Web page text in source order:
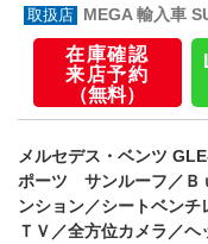
MEGA 輸入車
在庫確認
来店予約
（無料）
メルセデス・ベンツ
ポーツ サンルーフ／Ｂ
ンション／シートベン
ＴＶ／全方位カメラ／